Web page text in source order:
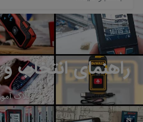
راهنمای انتخاب
وبلاگ